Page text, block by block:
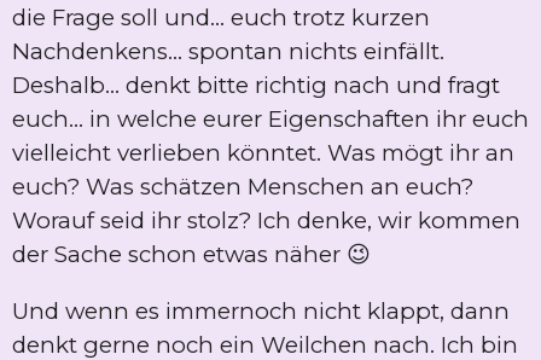
die Frage soll und... euch trotz kurzen
Nachdenkens... spontan nichts einfällt.
Deshalb... denkt bitte richtig nach und fragt
euch... in welche eurer Eigenschaften ihr euch
vielleicht verlieben könntet. Was mögt ihr an
euch? Was schätzen Menschen an euch?
Worauf seid ihr stolz? Ich denke, wir kommen
der Sache schon etwas näher 😉
Und wenn es immernoch nicht klappt, dann
denkt gerne noch ein Weilchen nach. Ich bin